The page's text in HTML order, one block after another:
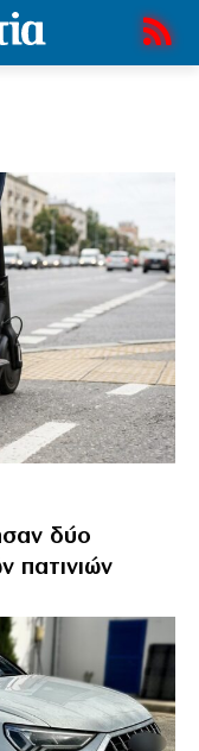
δύο
πατινιών